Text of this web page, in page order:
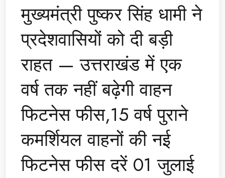
मुख्यमंत्री पुष्कर सिंह धामी ने
प्रदेशवासियों को दी बड़ी
राहत — उत्तराखंड में एक
वर्ष तक नहीं बढ़ेगी वाहन
फिटनेस फीस,15 वर्ष पुराने
कमर्शियल वाहनों की नई
फिटनेस फीस दरें 01 जुलाई